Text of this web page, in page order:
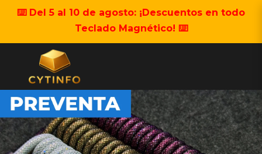
⌨️ Del 5 al 10 de agosto: ¡Descuentos en todo
Teclado Magnético! ⌨️